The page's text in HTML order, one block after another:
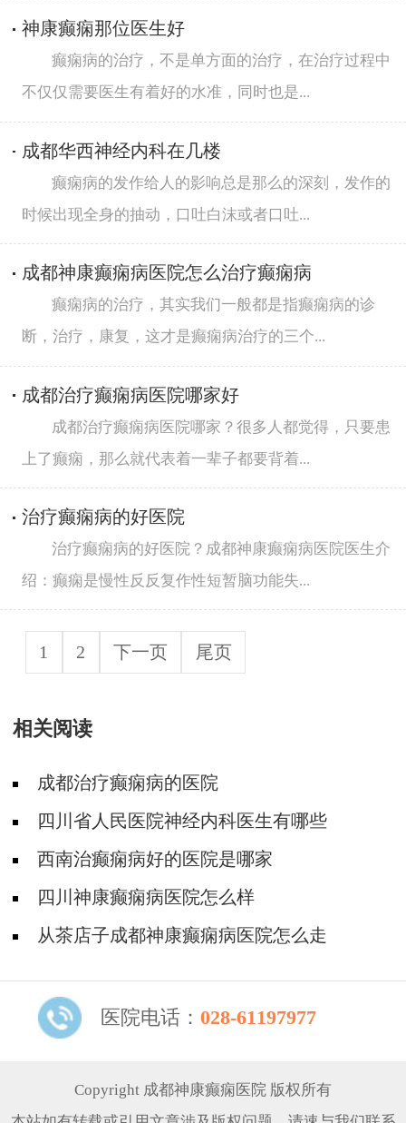
神康癫痫那位医生好
癫痫病的治疗，不是单方面的治疗，在治疗过程中
不仅仅需要医生有着好的水准，同时也是...
成都华西神经内科在几楼
癫痫病的发作给人的影响总是那么的深刻，发作的
时候出现全身的抽动，口吐白沫或者口吐...
成都神康癫痫病医院怎么治疗癫痫病
癫痫病的治疗，其实我们一般都是指癫痫病的诊
断，治疗，康复，这才是癫痫病治疗的三个...
成都治疗癫痫病医院哪家好
成都治疗癫痫病医院哪家？很多人都觉得，只要患
上了癫痫，那么就代表着一辈子都要背着...
治疗癫痫病的好医院
治疗癫痫病的好医院？成都神康癫痫病医院医生介
绍：癫痫是慢性反反复作性短暂脑功能失...
1 2 下一页 尾页
相关阅读
成都治疗癫痫病的医院
四川省人民医院神经内科医生有哪些
西南治癫痫病好的医院是哪家
四川神康癫痫病医院怎么样
从茶店子成都神康癫痫病医院怎么走
医院电话： 028-61197977
Copyright 成都神康癫痫医院 版权所有